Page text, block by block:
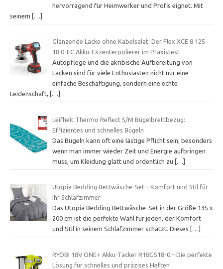
hervorragend für Heimwerker und Profis eignet. Mit
seinem […]
Glänzende Lacke ohne Kabelsalat: Der Flex XCE 8 125
18.0-EC Akku-Exzenterpolierer im Praxistest
Autopflege und die akribische Aufbereitung von
Lacken sind für viele Enthusiasten nicht nur eine
einfache Beschäftigung, sondern eine echte
Leidenschaft,
[…]
Leifheit Thermo Reflect S/M Bügelbrettbezug:
Effizientes und schnelles Bügeln
Das Bügeln kann oft eine lästige Pflicht sein, besonders
wenn man immer wieder Zeit und Energie aufbringen
muss, um Kleidung glatt und ordentlich zu […]
Utopia Bedding Bettwäsche-Set – Komfort und Stil für
Ihr Schlafzimmer
Das Utopia Bedding Bettwäsche-Set in der Größe 135 x
200 cm ist die perfekte Wahl für jeden, der Komfort
und Stil in seinem Schlafzimmer schätzt. Dieses
[…]
RYOBI 18V ONE+ Akku-Tacker R18GS18-0 – Die perfekte
Lösung für schnelles und präzises Heften